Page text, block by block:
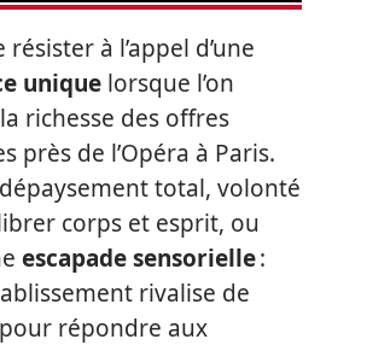
à l’appel d’une
unique lorsque l’on
richesse des offres
près de l’Opéra à Paris.
total, volonté
corps et esprit, ou
escapade sensorielle:
rivalise de
répondre aux